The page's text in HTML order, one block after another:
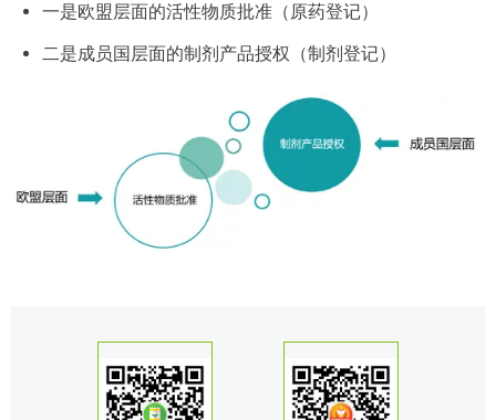
一是欧盟层面的活性物质批准（原药登记）
二是成员国层面的制剂产品授权（制剂登记）